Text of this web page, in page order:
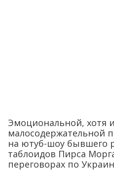
Эмоциональной, хотя и
малосодержательной
на ютуб-шоу бывшего
таблоидов Пирса
переговорах по